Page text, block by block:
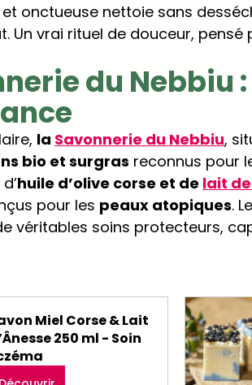
et onctueuse nettoie sans
Un vrai rituel de douceur, pensé
du Nebbiu
la Savonnerie du Nebbiu,
bio et surgras reconnus pour
huile d’olive corse et de lait
pour les peaux atopiques.
véritables soins protecteurs,
Miel Corse & Lait
250 ml - Soin